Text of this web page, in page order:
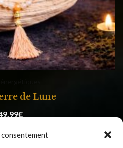
de Lune
€